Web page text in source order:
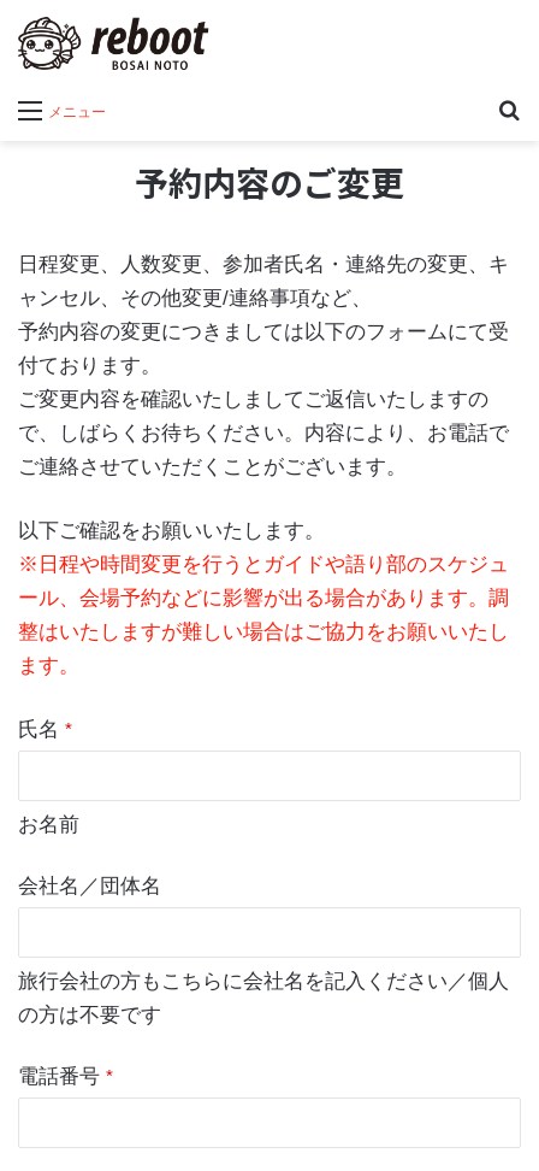
メニュー
予約内容のご変更
日程変更、人数変更、参加者氏名・連絡先の変更、キ
ャンセル、その他変更/連絡事項など、
予約内容の変更につきましては以下のフォームにて受
付ております。
ご変更内容を確認いたしましてご返信いたしますの
で、しばらくお待ちください。内容により、お電話で
ご連絡させていただくことがございます。
以下ご確認をお願いいたします。
※日程や時間変更を行うとガイドや語り部のスケジュ
ール、会場予約などに影響が出る場合があります。調
整はいたしますが難しい場合はご協力をお願いいたし
ます。
氏名 *
お名前
会社名／団体名
旅行会社の方もこちらに会社名を記入ください／個人
の方は不要です
電話番号 *